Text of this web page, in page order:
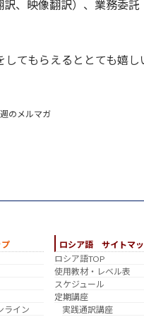
訳、映像翻訳）、業務委
してもらえるととても嬉し
のメルマガ
ライン
ロシア語 サイトマ
ロシア語TOP
使用教材・レベル表
スケジュール
定期講座
実践通訳講座